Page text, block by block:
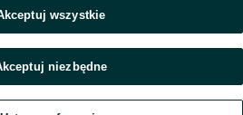
wszystkie
niezbędne